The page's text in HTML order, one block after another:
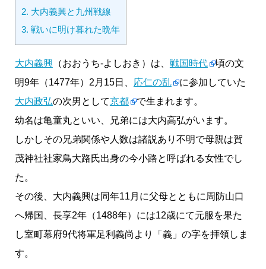
2. 大内義興と九州戦線
3. 戦いに明け暮れた晩年
大内義興（おおうち-よしおき）は、 戦国時代
頃の文
明9年（1477年）2月15日、 応仁の乱
に参加していた
大内政弘の次男として京都
で生まれます。
幼名は亀童丸といい、兄弟には大内高弘がいます。
しかしその兄弟関係や人数は諸説あり不明で母親は賀
茂神社社家鳥大路氏出身の今小路と呼ばれる女性でし
た。
その後、大内義興は同年11月に父母とともに周防山口
へ帰国、長享2年（1488年）には12歳にて元服を果た
し室町幕府9代将軍足利義尚より「義」の字を拝領しま
す。